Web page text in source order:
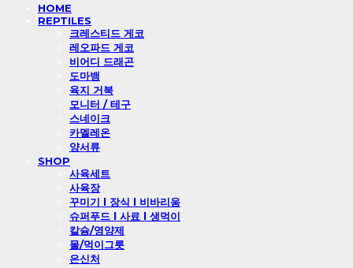
HOME
REPTILES
크레스티드 게코
레오파드 게코
비어디 드래곤
도마뱀
육지 거북
모니터 / 테구
스네이크
카멜레온
양서류
SHOP
사육세트
사육장
꾸미기 l 장식 l 비바리움
슈퍼푸드 l 사료 l 생먹이
칼슘/영양제
물/먹이그릇
은신처